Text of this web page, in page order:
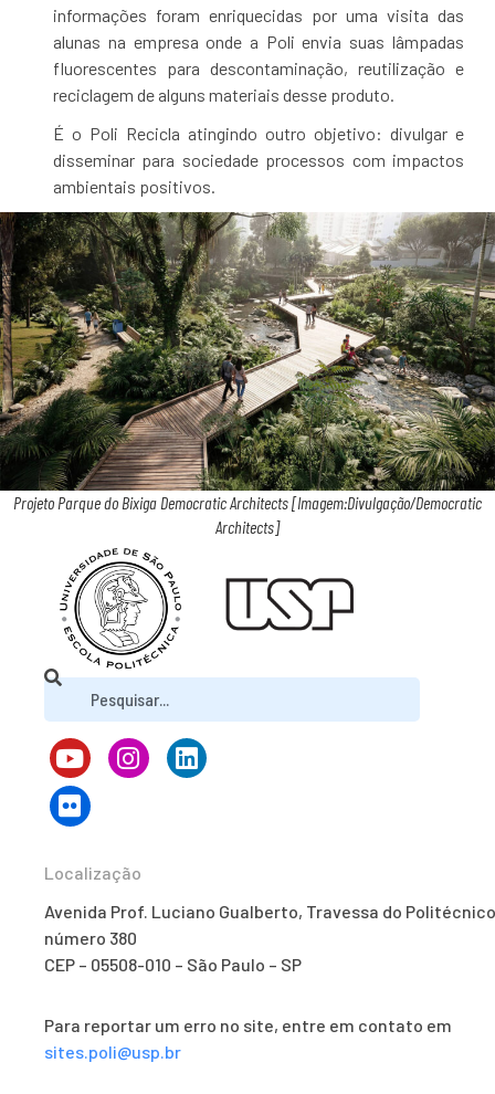
informações foram enriquecidas por uma visita das
alunas na empresa onde a Poli envia suas lâmpadas
fluorescentes para descontaminação, reutilização e
reciclagem de alguns materiais desse produto.
É o Poli Recicla atingindo outro objetivo: divulgar e
disseminar para sociedade processos com impactos
ambientais positivos.
Projeto Parque do Bixiga Democratic Architects [Imagem:Divulgação/Democratic
Architects]
Localização
Avenida Prof. Luciano Gualberto, Travessa do
número 380
CEP – 05508-010 – São Paulo – SP
Para reportar um erro no site, entre em contato em
sites.poli@usp.br